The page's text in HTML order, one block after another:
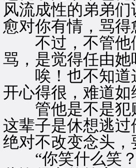
风流成性的弟弟
愈对你有情，骂
不过，不管他
骂，是觉得任由
唉！也不知道
开心得很，难道
管他是不是犯
这辈子是休想逃
绝对不改变念头，
“你笑什么笑？